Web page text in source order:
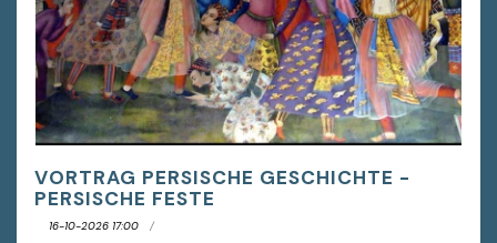
VORTRAG PERSISCHE GESCHICHTE -
PERSISCHE FESTE
16-10-2026 17:00